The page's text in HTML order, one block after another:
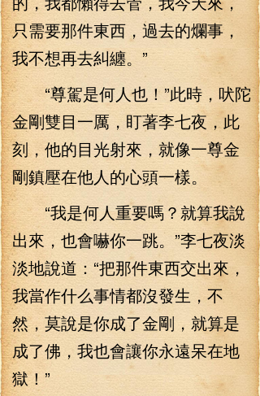
只需要那件東西，過去的爛事，
我不想再去糾纏。”
“尊駕是何人也！”此時，吠陀
金剛雙目一厲，盯著李七夜，此
刻，他的目光射來，就像一尊金
剛鎮壓在他人的心頭一樣。
“我是何人重要嗎？就算我說
出來，也會嚇你一跳。”李七夜淡
淡地說道：“把那件東西交出來，
我當作什么事情都沒發生，不
然，莫說是你成了金剛，就算是
成了佛，我也會讓你永遠呆在地
獄！”